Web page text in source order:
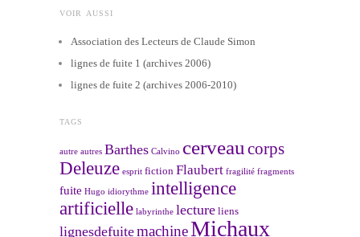
VOIR AUSSI
Association des Lecteurs de Claude Simon
lignes de fuite 1 (archives 2006)
lignes de fuite 2 (archives 2006-2010)
TAGS
autre autres Barthes Calvino cerveau corps
Deleuze esprit fiction Flaubert fragilité fragments
fuite Hugo idiorythme intelligence
artificielle labyrinthe lecture liens
lignesdefuitemachineMichaux